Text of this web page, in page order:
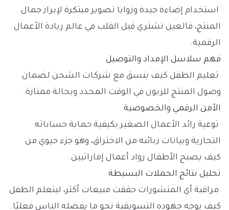
استخدام إضاءة جيدة وزوايا تصوير مبتكرة لإبراز جمال
المنتج، فالعين تشتري قبل القلب في عالم ريادة الأعمال
الرقمية.
فهم سلاسل الإمداد والتوصيل
تعليم الطفل كيف ينسق مع شركات الشحن لضمان
وصول المنتج للزبون في الوقت المحدد وبحالة ممتازة.
الأمن الرقمي والخصوصية
توعية رائد الأعمال الصغير بكيفية حماية حساباته
التجارية وبيانات زبائنه من الاختراق، وهو جزء حيوي من
كيف يصبح الأطفال رواد أعمال إماراتيين.
تحليل نتائج الحملات البسيطة
مراقبة أي المنشورات حققت مبيعات أكثر، ليتعلم الطفل
كيف يوجه جهوده التسويقية نحو ما يفضله الناس فعليًا.